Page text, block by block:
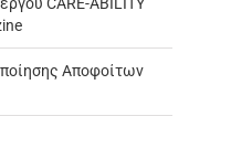
Αποφοίτων